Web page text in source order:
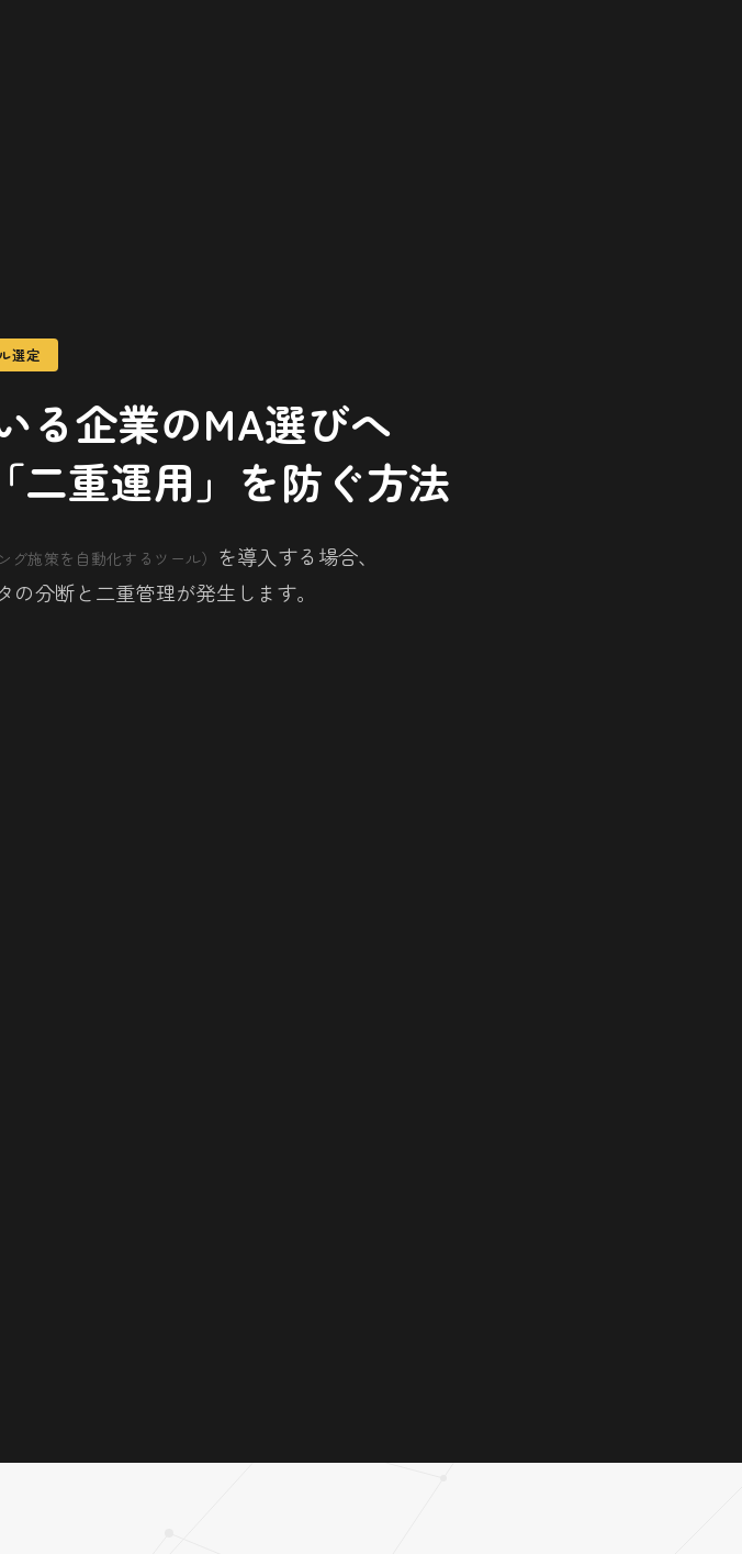
選定
る企業のMA選びへ
二重運用」を防ぐ方法
グ施策を自動化するツール）
を導入する場合、
分断と二重管理が発生します。